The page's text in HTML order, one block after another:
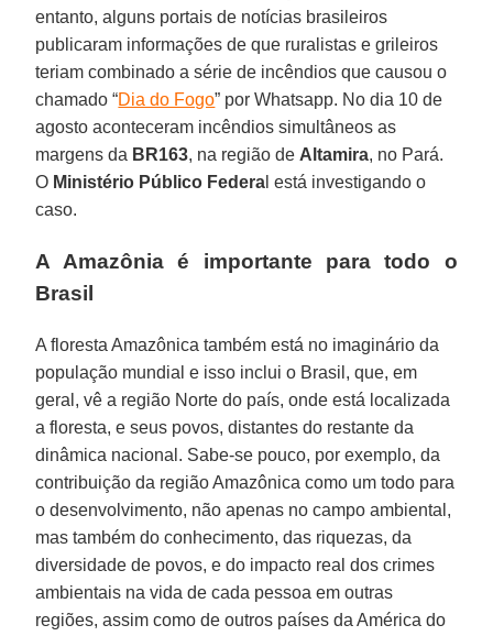
entanto, alguns portais de notícias brasileiros
publicaram informações de que ruralistas e grileiros
teriam combinado a série de incêndios que causou o
chamado “Dia do Fogo” por Whatsapp. No dia 10 de
agosto aconteceram incêndios simultâneos as
margens da BR163, na região de Altamira, no Pará.
O Ministério Público Federa l está investigando o
caso.
A Amazônia é importante para todo o
Brasil
A floresta Amazônica também está no imaginário da
população mundial e isso inclui o Brasil, que, em
geral, vê a região Norte do país, onde está localizada
a floresta, e seus povos, distantes do restante da
dinâmica nacional. Sabe-se pouco, por exemplo, da
contribuição da região Amazônica como um todo para
o desenvolvimento, não apenas no campo ambiental,
mas também do conhecimento, das riquezas, da
diversidade de povos, e do impacto real dos crimes
ambientais na vida de cada pessoa em outras
regiões, assim como de outros países da América do